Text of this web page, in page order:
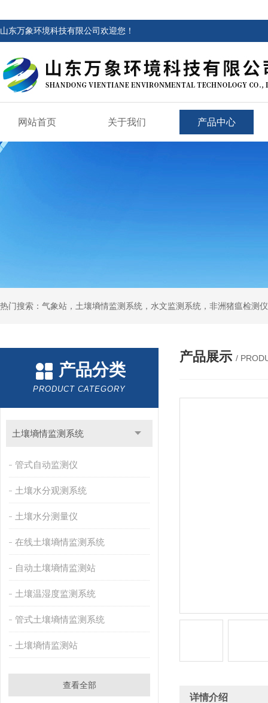
山东万象环境科技有限公司欢迎您！
网站首页 关于我们 产品中心
热门搜索：气象站，土壤墒情监测系统，水文监测系统，非洲猪瘟检测
产品分类
PRODUCT CATEGORY
土壤墒情监测系统
管式自动监测仪
土壤水分观测系统
土壤水分测量仪
在线土壤墒情监测系统
自动土壤墒情监测站
土壤温湿度监测系统
管式土壤墒情监测系统
土壤墒情监测站
查看全部
产品展示 /
详情介绍